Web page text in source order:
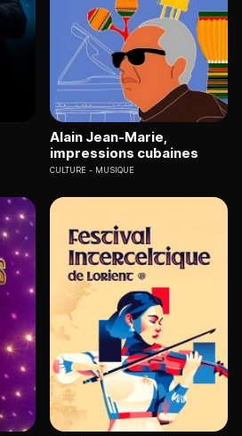
Alain Jean-Marie,
impressions cubaines
CULTURE MUSIQUE